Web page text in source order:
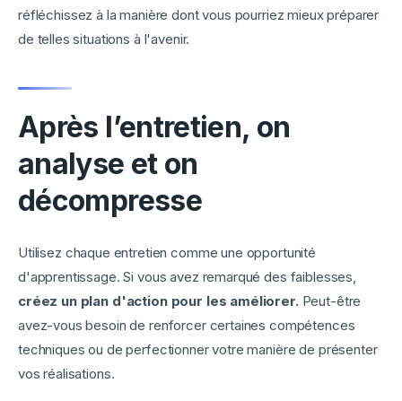
réfléchissez à la manière dont vous pourriez mieux préparer
de telles situations à l'avenir.
Après l’entretien, on
analyse et on
décompresse
Utilisez chaque entretien comme une opportunité
d'apprentissage. Si vous avez remarqué des faiblesses,
créez un plan d'action pour les améliorer. Peut-être
avez-vous besoin de renforcer certaines compétences
techniques ou de perfectionner votre manière de présenter
vos réalisations.